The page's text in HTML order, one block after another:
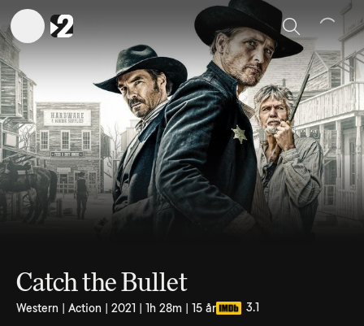
Sök
Catch the Bullet
Western | Action | 2021 | 1h 28m | 15 år 3.1